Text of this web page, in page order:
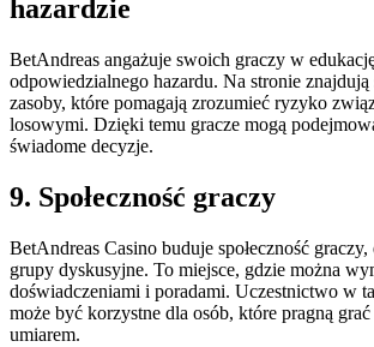
hazardzie
BetAndreas angażuje swoich graczy w
odpowiedzialnego hazardu. Na stronie znajdują
zasoby, które pomagają zrozumieć ryzyko
losowymi. Dzięki temu gracze mogą
świadome decyzje.
9. Społeczność graczy
BetAndreas Casino buduje społeczność
grupy dyskusyjne. To miejsce, gdzie można
doświadczeniami i poradami. Uczestnictwo w
może być korzystne dla osób, które pragną
umiarem.